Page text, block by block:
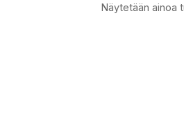
Näytetään ainoa